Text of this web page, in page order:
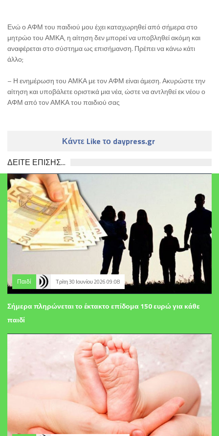
Ενώ ο ΑΦΜ του παιδιού μου έχει καταχωρηθεί από σήμερα στο
μητρώο του ΑΜΚΑ, η αίτηση δεν μπορεί να υποβληθεί ακόμη και
αναφέρεται στο σύστημα ως επισήμανση. Πρέπει να κάνω κάτι
άλλο;
– Η ενημέρωση του ΑΜΚΑ με τον ΑΦΜ είναι άμεση. Ακυρώστε την
αίτηση και υποβάλετε οριστικά μια νέα, ώστε να αντληθεί εκ νέου ο
ΑΦΜ από τον ΑΜΚΑ του παιδιού σας
Κάντε Like το daypress.gr
ΔΕΙΤΕ ΕΠΙΣΗΣ...
Παιδί Τρίτη 30 Ιουνίου 2026 09:08
Σήμερα πληρώνεται το έκτακτο επίδομα 150 ευρώ για κάθε
παιδί